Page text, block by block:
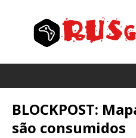
BLOCKPOST:
são consumidos